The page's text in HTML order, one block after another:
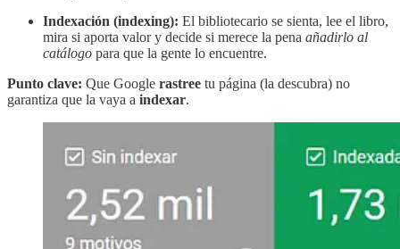
Indexación (indexing): El bibliotecario se sienta, lee el libro,
mira si aporta valor y decide si merece la pena añadirlo al
catálogo para que la gente lo encuentre.
Punto clave: Que Google rastree tu página (la descubra) no
garantiza que la vaya a indexar.